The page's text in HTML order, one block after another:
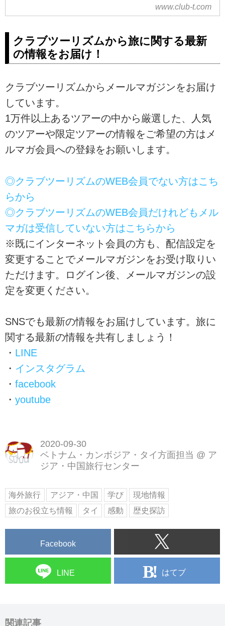
www.club-t.com
クラブツーリズムから旅に関する最新
の情報をお届け！
クラブツーリズムからメールマガジンをお届け
しています。
1万件以上あるツアーの中から厳選した、人気
のツアーや限定ツアーの情報をご希望の方はメ
ルマガ会員への登録をお願いします。
◎クラブツーリズムのWEB会員でない方はこち
らから
◎クラブツーリズムのWEB会員だけれどもメル
マガは受信していない方はこちらから
※既にインターネット会員の方も、配信設定を
変更することでメールマガジンをお受け取りい
ただけます。ログイン後、メールマガジンの設
定を変更ください。
SNSでも最新の情報をお届けしています。旅に
関する最新の情報を共有しましょう！
・ LINE
・ インスタグラム
・ facebook
・ youtube
2020-09-30
ベトナム・カンボジア・タイ方面担当 @ ア
ジア・中国旅行センター
海外旅行 アジア・中国 学び
現地情報
旅のお役立ち情報
タイ 感動 歴史探訪
Facebook
LINE はてブ
関連記事